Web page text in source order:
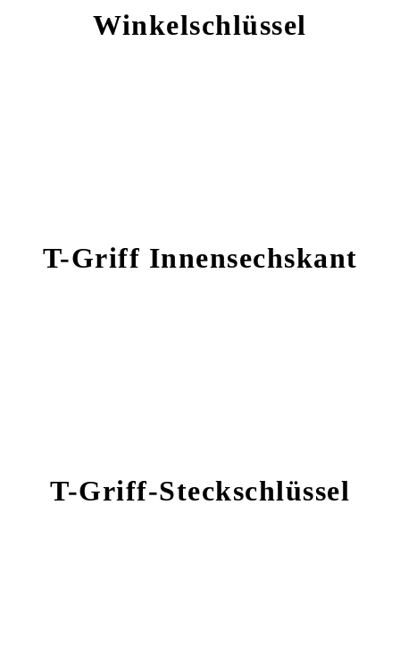
Winkelschlüssel
T-Griff Innensechskant
T-Griff-Steckschlüssel